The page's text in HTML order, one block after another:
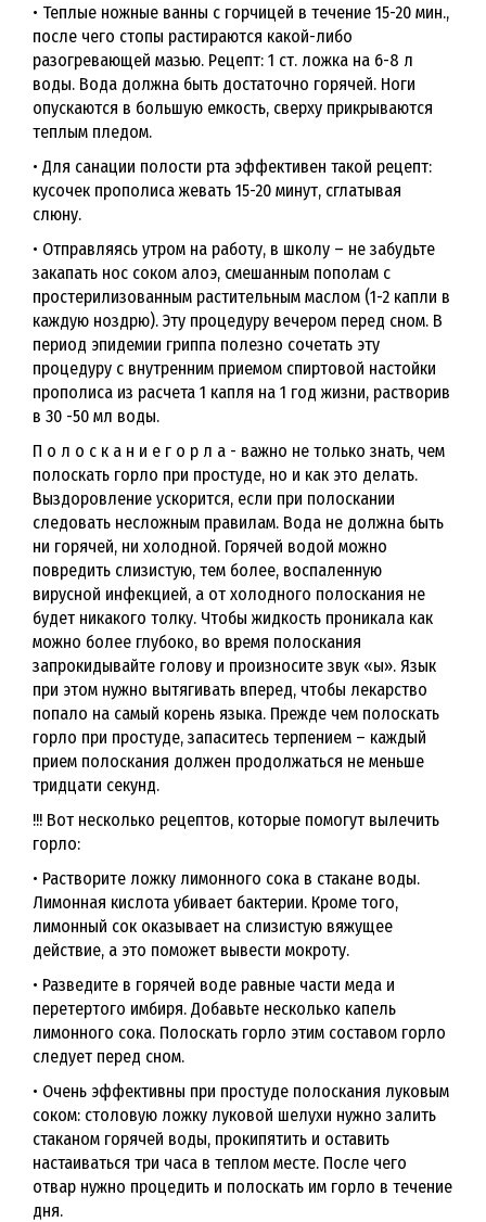
• Теплые ножные ванны с горчицей в течение 15-20 мин.,
после чего стопы растираются какой-либо
разогревающей мазью. Рецепт: 1 ст. ложка на 6-8 л
воды. Вода должна быть достаточно горячей. Ноги
опускаются в большую емкость, сверху прикрываются
теплым пледом.
• Для санации полости рта эффективен такой рецепт:
кусочек прополиса жевать 15-20 минут, сглатывая
слюну.
• Отправляясь утром на работу, в школу – не забудьте
закапать нос соком алоэ, смешанным пополам с
простерилизованным растительным маслом (1-2 капли в
каждую ноздрю). Эту процедуру вечером перед сном. В
период эпидемии гриппа полезно сочетать эту
процедуру с внутренним приемом спиртовой настойки
прополиса из расчета 1 капля на 1 год жизни, растворив
в 30 -50 мл воды.
П о л о с к а н и е г о р л а - важно не только знать, чем
полоскать горло при простуде, но и как это делать.
Выздоровление ускорится, если при полоскании
следовать несложным правилам. Вода не должна быть
ни горячей, ни холодной. Горячей водой можно
повредить слизистую, тем более, воспаленную
вирусной инфекцией, а от холодного полоскания не
будет никакого толку. Чтобы жидкость проникала как
можно более глубоко, во время полоскания
запрокидывайте голову и произносите звук «ы». Язык
при этом нужно вытягивать вперед, чтобы лекарство
попало на самый корень языка. Прежде чем полоскать
горло при простуде, запаситесь терпением – каждый
прием полоскания должен продолжаться не меньше
тридцати секунд.
!!! Вот несколько рецептов, которые помогут вылечить
горло:
• Растворите ложку лимонного сока в стакане воды.
Лимонная кислота убивает бактерии. Кроме того,
лимонный сок оказывает на слизистую вяжущее
действие, а это поможет вывести мокроту.
• Разведите в горячей воде равные части меда и
перетертого имбиря. Добавьте несколько капель
лимонного сока. Полоскать горло этим составом горло
следует перед сном.
• Очень эффективны при простуде полоскания луковым
соком: столовую ложку луковой шелухи нужно залить
стаканом горячей воды, прокипятить и оставить
настаиваться три часа в теплом месте. После чего
отвар нужно процедить и полоскать им горло в течение
дня.